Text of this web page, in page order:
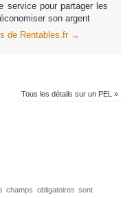
service pour partager les
son argent
de Rentables.fr →
Tous les détails sur un PEL»
champs obligatoires sont